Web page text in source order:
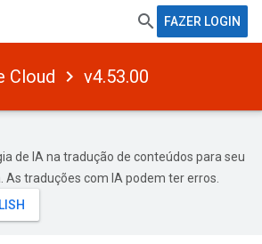
FAZER LOGIN
Cloud v4.53.00
de IA na tradução de conteúdos para seu
traduções com IA podem ter erros.